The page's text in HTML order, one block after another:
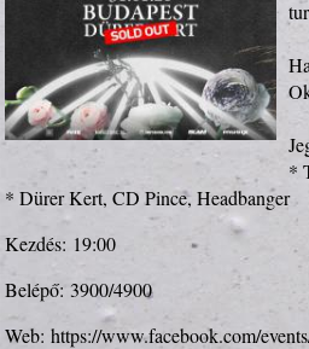
*
* Dürer Kert, CD Pince, Headbanger
Kezdés: 19:00
Belépő: 3900/4900
Web: https://www.facebook.com/